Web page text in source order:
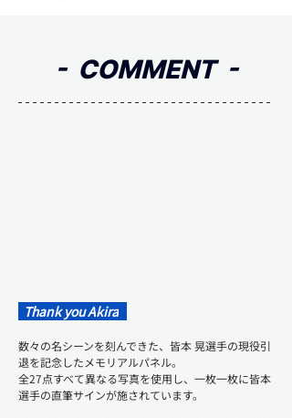
-  COMMENT  -
Thank you Akira
数々の名シーンを刻んできた、皆本 晃選手の現役引
退を記念したメモリアルパネル。
全27点すべて異なる写真を使用し、一枚一枚に皆本
選手の直筆サインが施されています。